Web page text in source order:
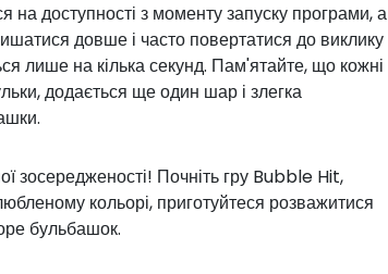
доступності з моменту запуску програми, а
довше і часто повертатися до виклику
лише на кілька секунд. Пам'ятайте, що кожні
додається ще один шар і злегка
зосередженості! Почніть гру Bubble Hit,
кольорі, приготуйтеся розважитися
бульбашок.